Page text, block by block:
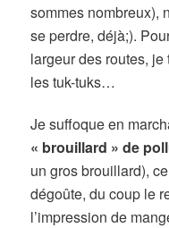
sommes nombreux),
se perdre, déjà;).
largeur des routes,
les tuk-tuks…
Je suffoque en
« brouillard » de
un gros brouillard),
dégoûte, du coup le
l’impression de